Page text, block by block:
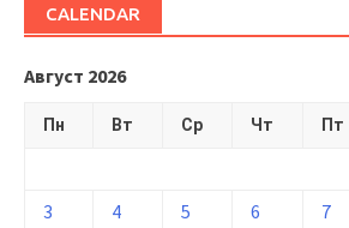
CALENDAR
Август 2026
Пн Вт Ср Чт Пт
3
4 5 6 7